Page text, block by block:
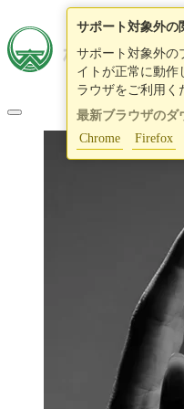
サポート対象外の
サポート対象外の
イトが正常に動作
ラウザをご利用く
最新ブラウザのダ
Chrome
Firefox